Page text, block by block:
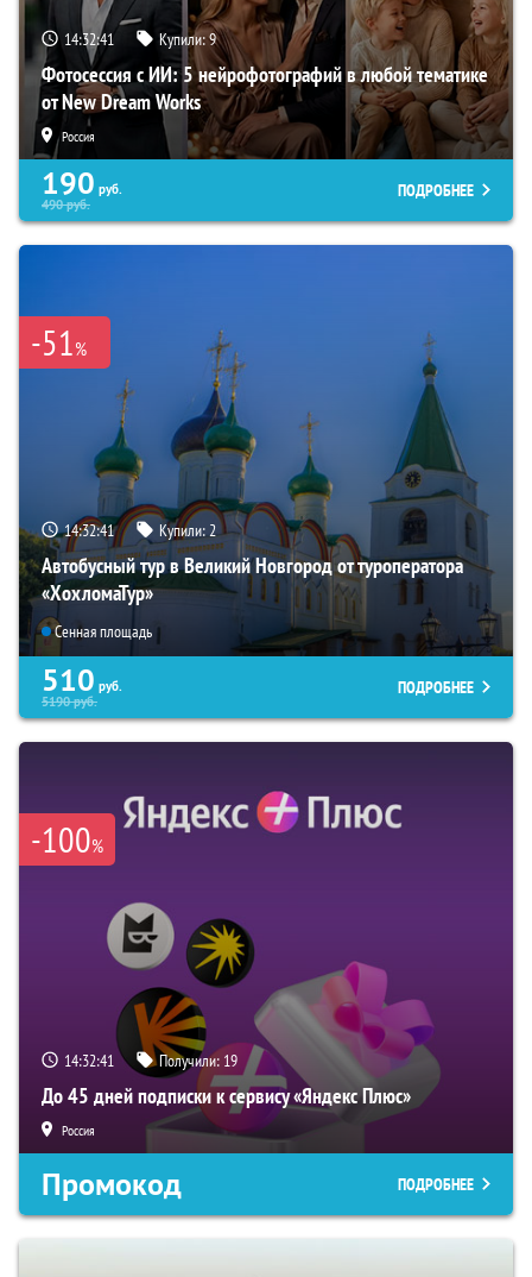
14:32:39 Купили:9
Фотосессия с ИИ: 5 нейрофотографий в любой тематике
от New Dream Works
Россия
190 руб.
490руб.
ПОДРОБНЕЕ
-51%
14:32:39 Купили:2
Автобусный тур в Великий Новгород от туроператора
«ХохломаТур»
Сенная площадь
510 руб.
5190руб.
ПОДРОБНЕЕ
-100%
14:32:39 Получили: 19
До 45 дней подписки к сервису «Яндекс Плюс»
Россия
Промокод ПОДРОБНЕЕ